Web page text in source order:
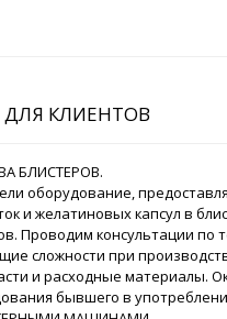
ДЛЯ КЛИЕНТОВ
БЛИСТЕРОВ.
оборудование,
и желатиновых капсул в
Проводим консультации по
сложности при
и расходные материалы.
бывшего в